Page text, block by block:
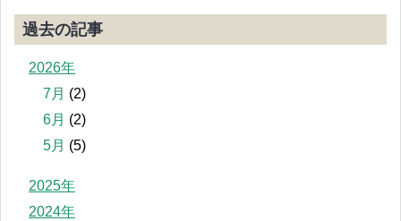
過去の記事
2026年
7月 (2)
6月 (2)
5月 (5)
2025年
2024年